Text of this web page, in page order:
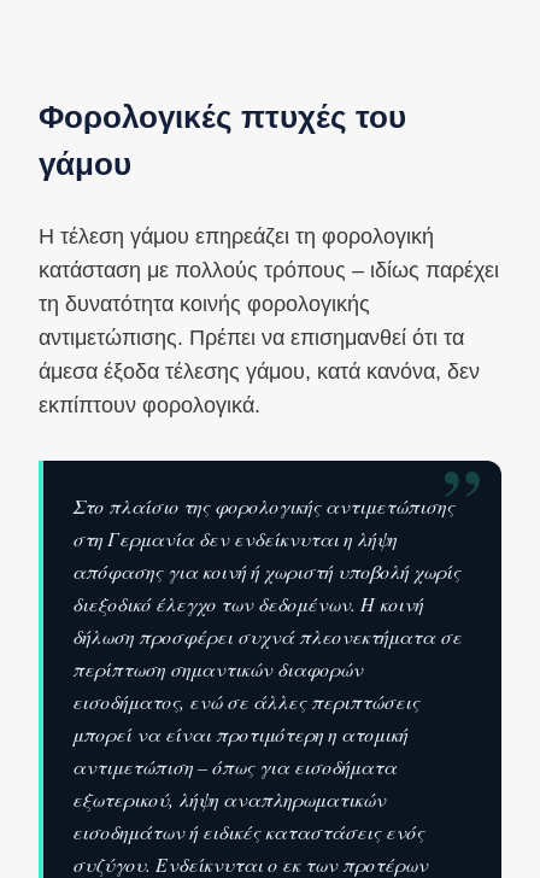
Φορολογικές πτυχές του
γάμου
Η τέλεση γάμου επηρεάζει τη φορολογική
κατάσταση με πολλούς τρόπους – ιδίως παρέχει
τη δυνατότητα κοινής φορολογικής
αντιμετώπισης. Πρέπει να επισημανθεί ότι τα
άμεσα έξοδα τέλεσης γάμου, κατά κανόνα, δεν
εκπίπτουν φορολογικά.
”
Στο πλαίσιο της φορολογικής αντιμετώπισης
στη Γερμανία δεν ενδείκνυται η λήψη
απόφασης για κοινή ή χωριστή υποβολή χωρίς
διεξοδικό έλεγχο των δεδομένων. Η κοινή
δήλωση προσφέρει συχνά πλεονεκτήματα σε
περίπτωση σημαντικών διαφορών
εισοδήματος, ενώ σε άλλες περιπτώσεις
μπορεί να είναι προτιμότερη η ατομική
αντιμετώπιση – όπως για εισοδήματα
εξωτερικού, λήψη αναπληρωματικών
εισοδημάτων ή ειδικές καταστάσεις ενός
συζύγου. Ενδείκνυται ο εκ των προτέρων